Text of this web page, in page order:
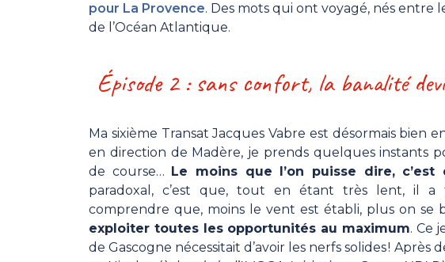
pour La Provence. Des mots qui ont voyagé, nés entre
de l’Océan Atlantique.
Épisode 2 : sans confort, la banalité
Ma sixième Transat Jacques Vabre est désormais bien
en direction de Madère, je prends quelques instants
de course… Le moins que l’on puisse dire, c’est
paradoxal, c’est que, tout en étant très lent, il a
comprendre que, moins le vent est établi, plus on se
exploiter toutes les opportunités au maximum. Ce
de Gascogne nécessitait d’avoir les nerfs solides ! Après